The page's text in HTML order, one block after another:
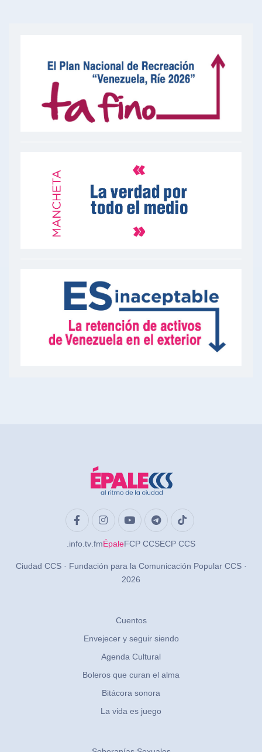
.info .tv .fmÉpaleFCP CCSECP CCS
Ciudad CCS · Fundación para la Comunicación Popular CCS ·
2026
Cuentos
Envejecer y seguir siendo
Agenda Cultural
Boleros que curan el alma
Bitácora sonora
La vida es juego